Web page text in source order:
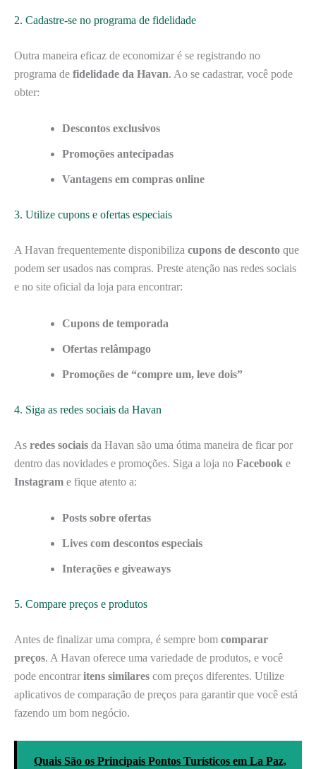
2. Cadastre-se no programa de fidelidade
Outra maneira eficaz de economizar é se registrando no
programa de fidelidade da Havan. Ao se cadastrar, você pode
obter:
Descontos exclusivos
Promoções antecipadas
Vantagens em compras online
3. Utilize cupons e ofertas especiais
A Havan frequentemente disponibiliza cupons de desconto que
podem ser usados nas compras. Preste atenção nas redes sociais
e no site oficial da loja para encontrar:
Cupons de temporada
Ofertas relâmpago
Promoções de “compre um, leve dois”
4. Siga as redes sociais da Havan
As redes sociais da Havan são uma ótima maneira de ficar por
dentro das novidades e promoções. Siga a loja no Facebook e
Instagram e fique atento a:
Posts sobre ofertas
Lives com descontos especiais
Interações e giveaways
5. Compare preços e produtos
Antes de finalizar uma compra, é sempre bom comparar
preços. A Havan oferece uma variedade de produtos, e você
pode encontrar itens similares com preços diferentes. Utilize
aplicativos de comparação de preços para garantir que você está
fazendo um bom negócio.
Quais São os Principais Pontos Turísticos em La Paz,